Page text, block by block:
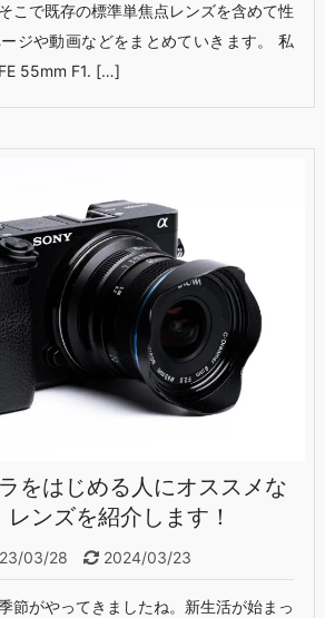
こで既存の標準単焦点レンズを含めて性
ジや動画などをまとめていきます。 私
55mm F1. […]
をはじめる人にオススメな
レンズを紹介します！
03/28 2024/03/23
節がやってきましたね。新生活が始まっ